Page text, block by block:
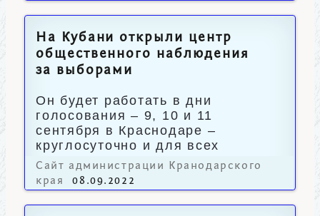
На Кубани открыли центр
общественного наблюдения
за выборами
Он будет работать в дни
голосования – 9, 10 и 11
сентября в Краснодаре –
круглосуточно и для всех
желающих.
Сайт администрации Кранодарского
края
08.09.2022